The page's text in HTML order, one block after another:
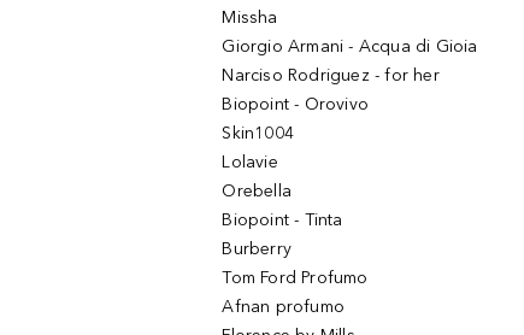
Missha
Giorgio Armani - Acqua di Gioia
Narciso Rodriguez - for her
Biopoint - Orovivo
Skin1004
Lolavie
Orebella
Biopoint - Tinta
Burberry
Tom Ford Profumo
Afnan profumo